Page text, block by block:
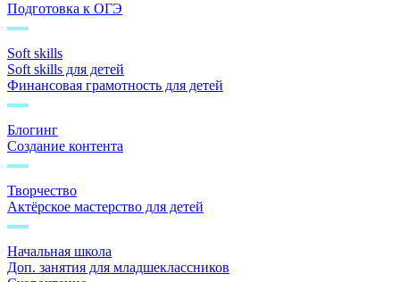
Подготовка к ОГЭ
Soft skills
Soft skills для детей
Финансовая грамотность для детей
Блогинг
Создание контента
Творчество
Актёрское мастерство для детей
Начальная школа
Доп. занятия для младшеклассников